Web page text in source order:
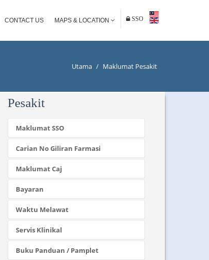
CONTACT US MAPS & LOCATION SSO
Utama / Maklumat Pesakit
Pesakit
Maklumat SSO
Carian No Giliran Farmasi
Maklumat Caj
Bayaran
Waktu Melawat
Servis Klinikal
Buku Panduan / Pamplet